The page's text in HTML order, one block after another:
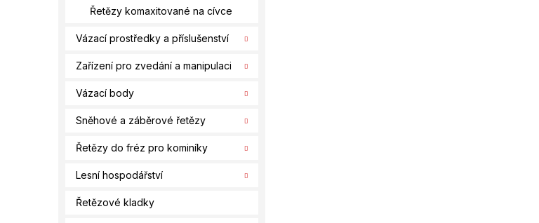
Řetězy komaxitované na cívce
Vázací prostředky a příslušenství
Zařízení pro zvedání a manipulaci
Vázací body
Sněhové a záběrové řetězy
Řetězy do fréz pro kominíky
Lesní hospodářství
Řetězové kladky